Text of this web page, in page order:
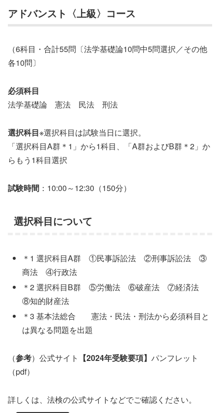
アドバンスト〈上級〉コース
（6科目・合計55問〔法学基礎論10問中5問選択／その他
各10問〕
必須科目
法学基礎論 憲法 民法 刑法
選択科目※選択科目は試験当日に選択。
「選択科目A群＊1」から1科目、「A群およびB群＊2」か
らもう1科目選択
試験時間 ：10:00～12:30（150分）
選択科目について
＊1 選択科目A群 ①民事訴訟法 ②刑事訴訟法 ③
商法 ④行政法
＊2 選択科目B群 ⑤労働法 ⑥破産法 ⑦経済法
⑧知的財産法
＊3 基本法総合 憲法・民法・刑法から必須科目と
は異なる問題を出題
（参考）公式サイト 【2024年受験要項】 パンフレット
（pdf）
詳しくは、法検の公式サイトなどでご確認ください。